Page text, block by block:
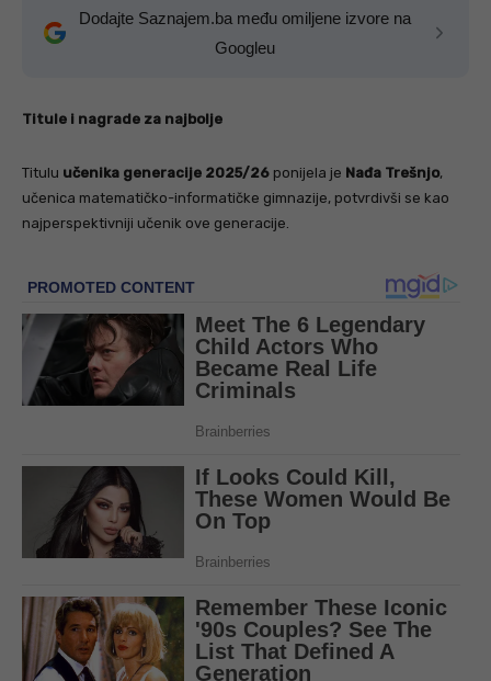
Dodajte Saznajem.ba među omiljene izvore na
Googleu
Titule i nagrade za najboljе
Titulu učenika generacije 2025/26 ponijela je Nađa Trešnjo,
učenica matematičko-informatičke gimnazije, potvrdivši se kao
najperspektivniji učenik ove generacije.